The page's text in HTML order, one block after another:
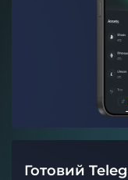
Готовий